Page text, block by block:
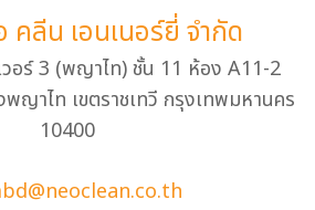
คลีน เอนเนอร์ยี่ จำกัด
วอร์ 3 (พญาไท) ชั้น 11 ห้อง A11-2
ญาไท เขตราชเทวี กรุงเทพมหานคร
10400